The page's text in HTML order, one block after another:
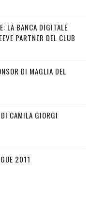
LA BANCA DIGITALE
PARTNER DEL CLUB
DI MAGLIA DEL
CAMILA GIORGI
2011